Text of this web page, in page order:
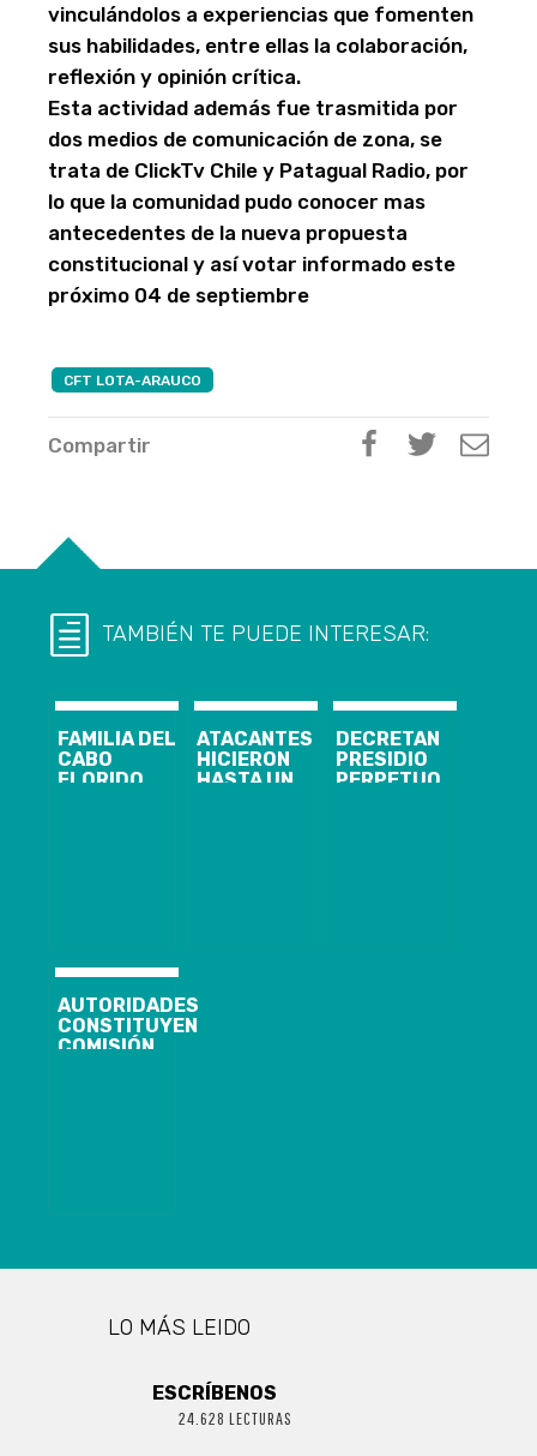
vinculándolos a experiencias que fomenten
sus habilidades, entre ellas la colaboración,
reflexión y opinión crítica.
Esta actividad además fue trasmitida por
dos medios de comunicación de zona, se
trata de ClickTv Chile y Patagual Radio, por
lo que la comunidad pudo conocer mas
antecedentes de la nueva propuesta
constitucional y así votar informado este
próximo 04 de septiembre
CFT LOTA-ARAUCO
Compartir
TAMBIÉN TE PUEDE INTERESAR:
FAMILIA DEL
CABO
FLORIDO
ATACANTES
HICIERON
HASTA UN
DECRETAN
PRESIDIO
PERPETUO
AUTORIDADES
CONSTITUYEN
COMISIÓN
LO MÁS LEIDO
ESCRÍBENOS
24.628 LECTURAS